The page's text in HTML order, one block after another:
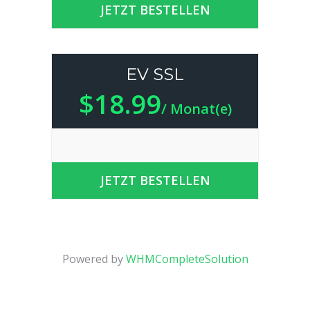
JETZT BESTELLEN
EV SSL
$18.99/ Monat(e)
JETZT BESTELLEN
Powered byWHMCompleteSolution